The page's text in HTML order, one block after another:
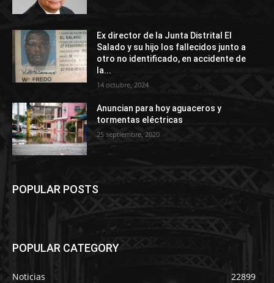
Ex director de la Junta Distrital El
Salado y su hijo los fallecidos junto a
otro no identificado, en accidente de
la...
14 octubre, 2024
Anuncian para hoy aguaceros y
tormentas eléctricas
25 septiembre, 2020
POPULAR POSTS
POPULAR CATEGORY
Noticias 22899